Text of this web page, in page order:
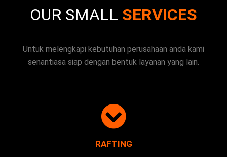
OUR SMALL SERVICES
Untuk melengkapi kebutuhan perusahaan anda kami
senantiasa siap dengan bentuk layanan yang lain.
RAFTING